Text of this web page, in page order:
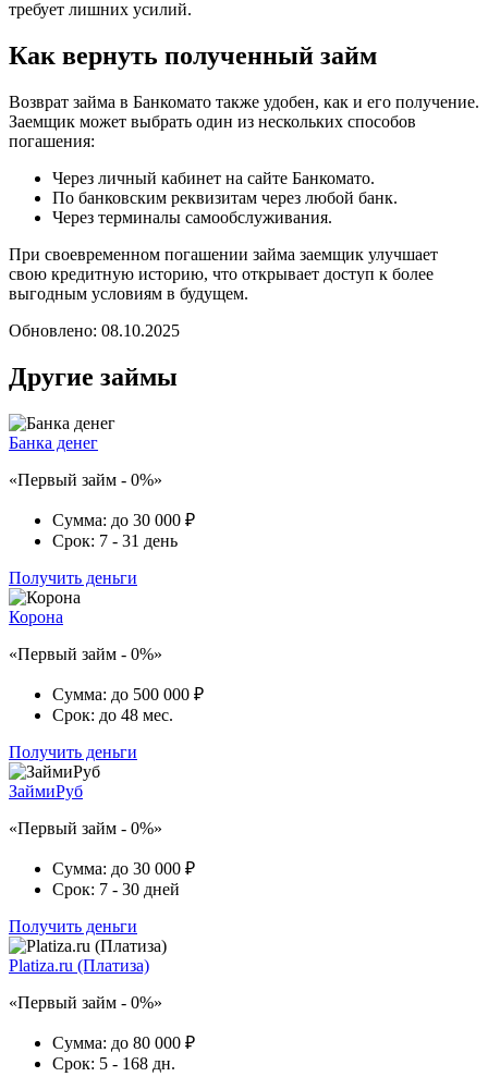
требует лишних усилий.
Как вернуть полученный займ
Возврат займа в Банкомато также удобен, как и его получение.
Заемщик может выбрать один из нескольких способов
погашения:
Через личный кабинет на сайте Банкомато.
По банковским реквизитам через любой банк.
Через терминалы самообслуживания.
При своевременном погашении займа заемщик улучшает
свою кредитную историю, что открывает доступ к более
выгодным условиям в будущем.
Обновлено: 08.10.2025
Другие займы
Банка денег
«Первый займ - 0%»
Сумма: до 30 000 ₽
Срок: 7 - 31 день
Получить деньги
Корона
«Первый займ - 0%»
Сумма: до 500 000 ₽
Срок: до 48 мес.
Получить деньги
ЗаймиРуб
«Первый займ - 0%»
Сумма: до 30 000 ₽
Срок: 7 - 30 дней
Получить деньги
Platiza.ru (Платиза)
«Первый займ - 0%»
Сумма: до 80 000 ₽
Срок: 5 - 168 дн.